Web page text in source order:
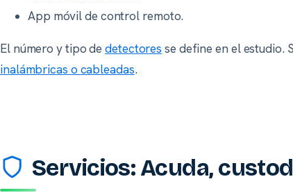
App móvil de control remoto.
El número y tipo dedetectores se define en el estudio.
inalámbricas o cableadas.
Servicios: Acuda,